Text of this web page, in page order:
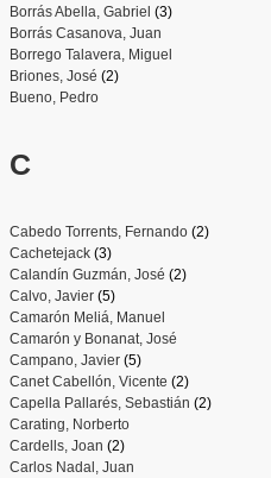
Borrás Abella, Gabriel (3)
Borrás Casanova, Juan
Borrego Talavera, Miguel
Briones, José (2)
Bueno, Pedro
C
Cabedo Torrents, Fernando(2)
Cachetejack(3)
Calandín Guzmán, José (2)
Calvo, Javier(5)
Camarón Meliá, Manuel
Camarón y Bonanat, José
Campano, Javier(5)
Canet Cabellón, Vicente (2)
Capella Pallarés, Sebastián (2)
Carating, Norberto
Cardells, Joan (2)
Carlos Nadal, Juan